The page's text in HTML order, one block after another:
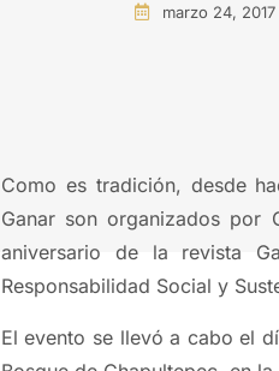
marzo 24, 2017
Como es tradición, desde
Ganar son organizados por
aniversario de la revista
Responsabilidad Social y
El evento se llevó a cabo el